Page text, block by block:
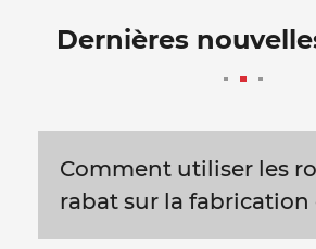
Dernières
Comment utiliser les
rabat sur la fabrication